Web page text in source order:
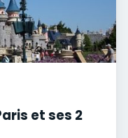
et ses 2